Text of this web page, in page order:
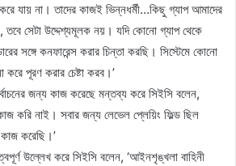
যায় না। তাদের কাজই ভিন্নধর্মী…কিছু গ্যাপ আমাদের
তবে সেটা উদ্দেশ্যমূলক নয়। যদি কোনো গ্যাপ থেকে
সঙ্গে কনফারেন্স করার চিন্তা করছি। সিস্টেমে কোনো
পূরণ করার চেষ্টা করব।’
জন্য কাজ করেছে মন্তব্য করে সিইসি বলেন,
করি নাই। সবার জন্য লেভেল প্লেয়িং ফিল্ড ছিল
করেছি।’
উল্লেখ করে সিইসি বলেন, ‘আইনশৃঙ্খলা বাহিনী